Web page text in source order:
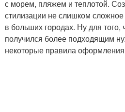
с морем, пляжем и теплотой.
стилизации не слишком
в больших городах. Ну для того,
получился более подходящим
некоторые правила